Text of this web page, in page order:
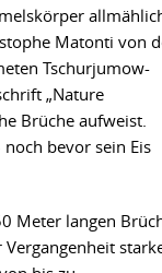
Matonti von
Tschurjumow-
„Nature
Brüche aufweist.
bevor sein Eis
Meter langen